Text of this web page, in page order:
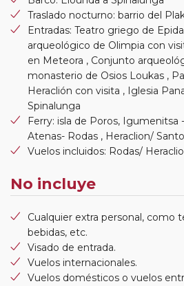
Traslado nocturno: barrio del
Entradas: Teatro griego de
arqueológico de Olimpia con
en Meteora , Conjunto
monasterio de Osios Loukas ,
Heraclión con visita , Iglesia
Spinalunga
Ferry: isla de Poros,
Atenas- Rodas , Heraclion/
Vuelos incluidos: Rodas/
No incluye
Cualquier extra personal, como
bebidas, etc.
Visado de entrada.
Vuelos internacionales.
Vuelos domésticos o vuelos